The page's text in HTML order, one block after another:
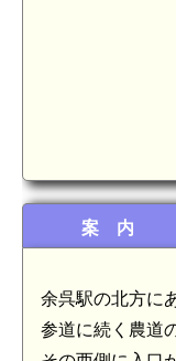
案 内
余呉駅の北方に
参道に続く農道